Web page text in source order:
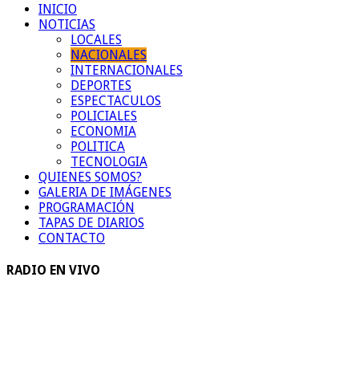
INICIO
NOTICIAS
LOCALES
NACIONALES
INTERNACIONALES
DEPORTES
ESPECTACULOS
POLICIALES
ECONOMIA
POLITICA
TECNOLOGIA
QUIENES SOMOS?
GALERIA DE IMÁGENES
PROGRAMACIÓN
TAPAS DE DIARIOS
CONTACTO
RADIO EN VIVO